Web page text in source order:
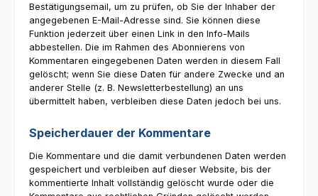
Bestätigungsemail, um zu prüfen, ob Sie der Inhaber der
angegebenen E-Mail-Adresse sind. Sie können diese
Funktion jederzeit über einen Link in den Info-Mails
abbestellen. Die im Rahmen des Abonnierens von
Kommentaren eingegebenen Daten werden in diesem Fall
gelöscht; wenn Sie diese Daten für andere Zwecke und an
anderer Stelle (z. B. Newsletterbestellung) an uns
übermittelt haben, verbleiben diese Daten jedoch bei uns.
Speicherdauer der Kommentare
Die Kommentare und die damit verbundenen Daten werden
gespeichert und verbleiben auf dieser Website, bis der
kommentierte Inhalt vollständig gelöscht wurde oder die